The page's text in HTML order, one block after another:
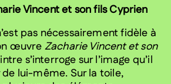
Vincent et son fils Cyprien
pas nécessairement fidèle à
œuvreZacharie Vincent et son
s’interroge sur l’image qu’il
lui-même. Sur la toile,